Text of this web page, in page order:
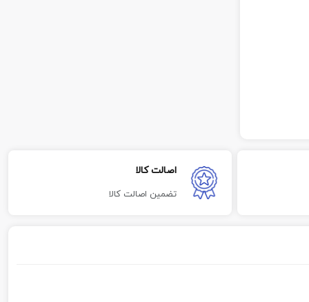
اصالت کالا
تضمین اصالت کالا